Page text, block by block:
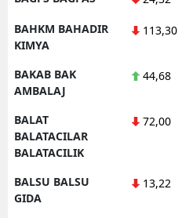
BAHKM BAHADIR
KIMYA
113,30
BAKAB BAK
AMBALAJ
44,68
BALAT
BALATACILAR
BALATACILIK
72,00
BALSU BALSU
GIDA
13,22